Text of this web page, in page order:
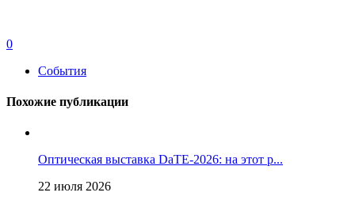
0
События
Похожие публикации
Оптическая выставка DaTE-2026: на этот р...
22 июля 2026